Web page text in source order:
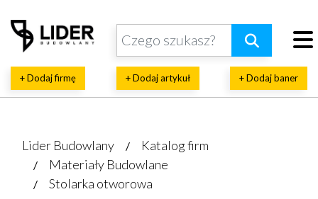
+ Dodaj firmę + Dodaj artykuł + Dodaj baner
Lider Budowlany
Katalog firm
Materiały Budowlane
Stolarka otworowa